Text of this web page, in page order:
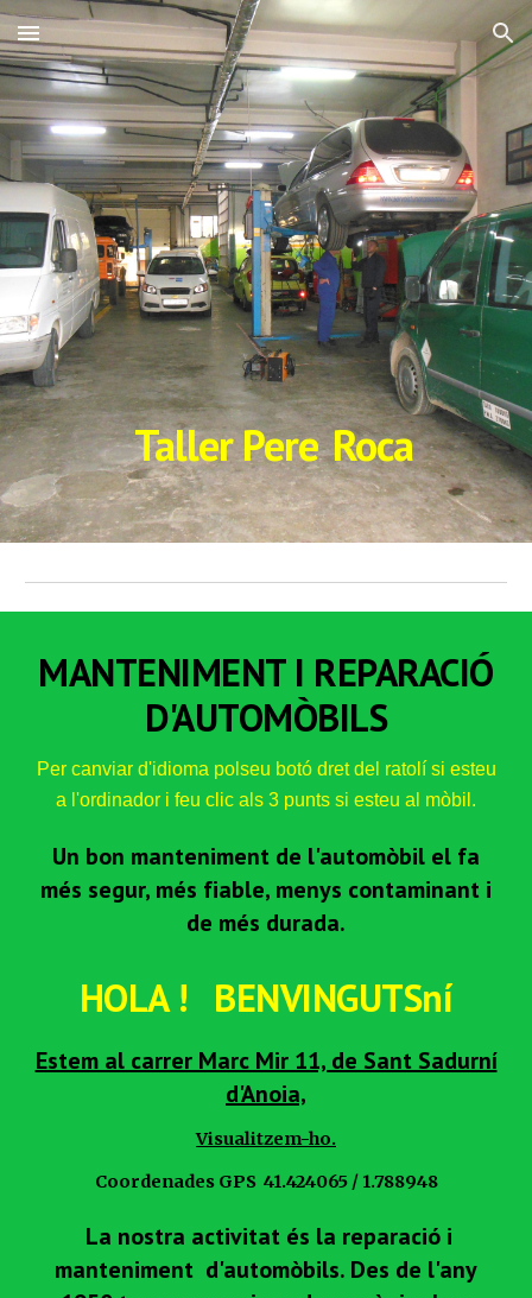
Skip to main content Skip to navigation
Taller Pere Roca
MANTENIMENT I REPARACIÓ
D'AUTOMÒBILS
Per canviar d'idioma polseu botó dret del ratolí si esteu
a l'ordinador i feu clic als 3 punts si esteu al mòbil.
Un bon manteniment de l'automòbil el fa
més segur, més fiable, menys contaminant i
de més durada.
HOLA ! BENVINGUTSní
Estem al carrer Marc Mir 11, de Sant Sadurní
d'Anoia,
Visualitzem-ho.
Coordenades GPS 41.424065 / 1.788948
La nostra activitat és la reparació i
manteniment d'automòbils. Des de l'any